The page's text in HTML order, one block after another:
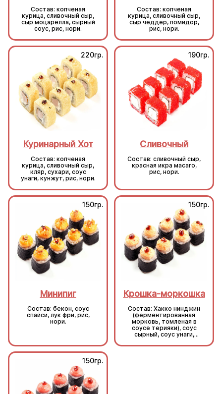
Состав: копченая
курица, сливочный сыр,
сыр моцарелла, сырный
соус, рис, нори.
Состав: копченая
курица, сливочный сыр,
сыр чеддер, помидор,
рис, нори.
220гр.
Куринарный Хот
Состав: копченая
курица, сливочный сыр,
кляр, сухари, соус
унаги, кунжут, рис, нори.
190гр.
Сливочный
Состав: сливочный сыр,
красная икра масаго,
рис, нори.
150гр.
Минипиг
Состав: бекон, соус
спайси, лук фри, рис,
нори.
150гр.
Крошка-моркошка
Состав: Хакко нинджин
(ферментированная
морковь, томленая в
соусе терияки), соус
сырный, соус унаги,
150гр.